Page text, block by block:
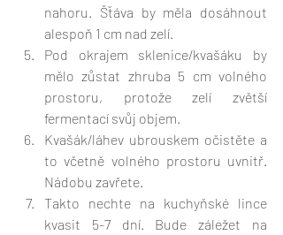
nahoru. Šťáva by měla dosáhnout
alespoň 1 cm nad zelí.
Pod okrajem sklenice/kvašáku by
mělo zůstat zhruba 5 cm volného
prostoru, protože zelí zvětší
fermentací svůj objem.
Kvašák/láhev ubrouskem očistěte a
to včetně volného prostoru uvnitř.
Nádobu zavřete.
Takto nechte na kuchyňské lince
kvasit 5-7 dní. Bude záležet na